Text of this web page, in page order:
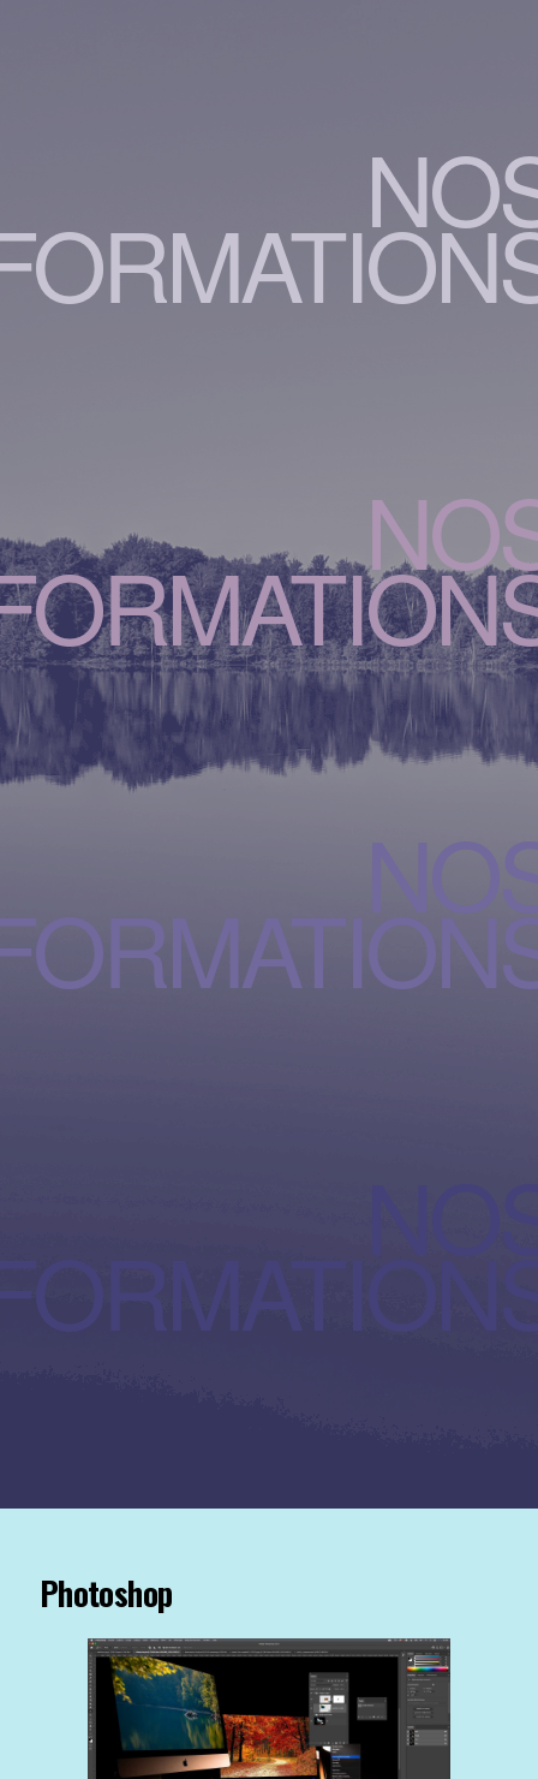
Photoshop